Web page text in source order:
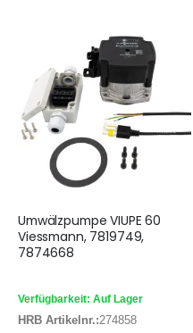
Umwälzpumpe VIUPE 60
Viessmann, 7819749,
7874668
Verfügbarkeit: Auf Lager
HRB Artikelnr.:274858